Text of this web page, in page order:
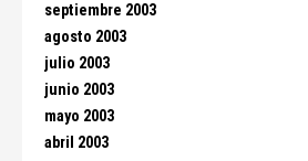
septiembre 2003
agosto 2003
julio 2003
junio 2003
mayo 2003
abril 2003